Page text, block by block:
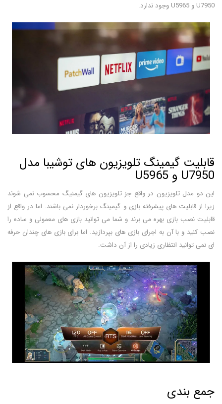
U7950 و U5965 وجود ندارد.
قابلیت گیمینگ تلویزیون های توشیبا مدل
U7950 و U5965
این دو مدل تلویزیون در واقع جز تلویزیون های گیمنیگ محسوب نمی شوند
زیرا از قابلیت های پیشرفته بازی و گیمینگ برخوردار نمی باشند. اما در واقع از
قابلیت نصب بازی بهره می برند و شما می توانید بازی های معمولی و ساده را
نصب کنید و با آن به اجرای بازی های بپردازید. اما برای بازی های چندان حرفه
ای نمی توانید انتظاری زیادی را از آن داشت.
جمع بندی